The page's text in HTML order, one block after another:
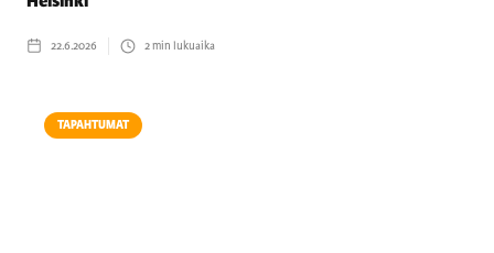
22.6.2026 2min lukuaika
TAPAHTUMAT